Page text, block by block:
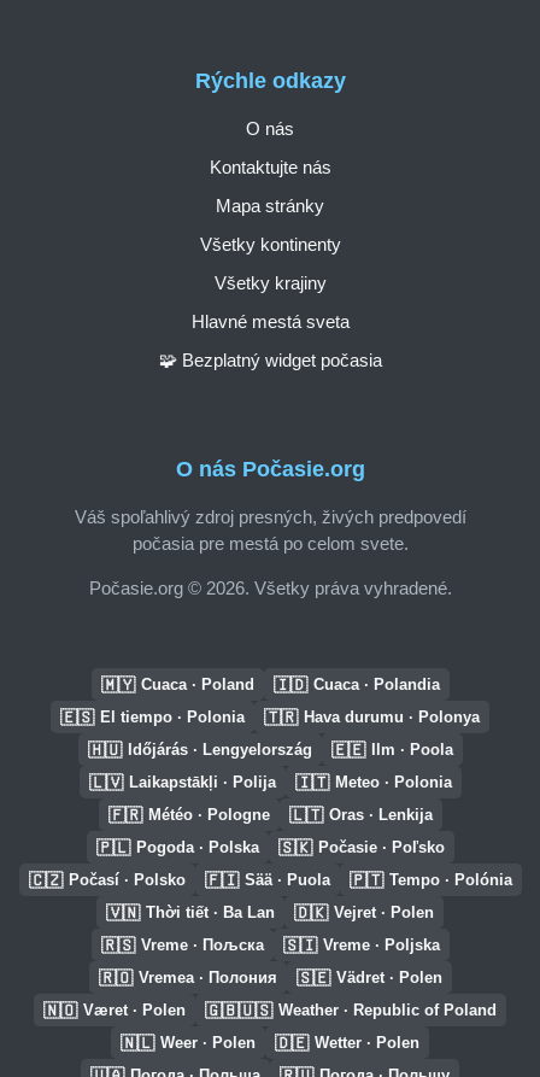
O nás Počasie.org
Váš spoľahlivý zdroj presných, živých predpovedí
počasia pre mestá po celom svete.
Počasie.org © 2026. Všetky práva vyhradené.
Rýchle odkazy
O nás
Kontaktujte nás
Mapa stránky
Všetky kontinenty
Všetky krajiny
Hlavné mestá sveta
🧩 Bezplatný widget počasia
🇲🇾 Cuaca · Poland 🇮🇩 Cuaca · Polandia
🇪🇸 El tiempo · Polonia 🇹🇷 Hava durumu · Polonya
🇭🇺 Időjárás · Lengyelország 🇪🇪 Ilm · Poola
🇱🇻 Laikapstākļi · Polija 🇮🇹 Meteo · Polonia
🇫🇷 Météo · Pologne 🇱🇹 Oras · Lenkija
🇵🇱 Pogoda · Polska 🇸🇰 Počasie · Poľsko
🇨🇿 Počasí · Polsko 🇫🇮 Sää · Puola 🇵🇹 Tempo · Polónia
🇻🇳 Thời tiết · Ba Lan 🇩🇰 Vejret · Polen
🇷🇸 Vreme · Пољска 🇸🇮 Vreme · Poljska
🇷🇴 Vremea · Полония 🇸🇪 Vädret · Polen
🇳🇴 Været · Polen 🇬🇧🇺🇸 Weather · Republic of Poland
🇳🇱 Weer · Polen 🇩🇪 Wetter · Polen